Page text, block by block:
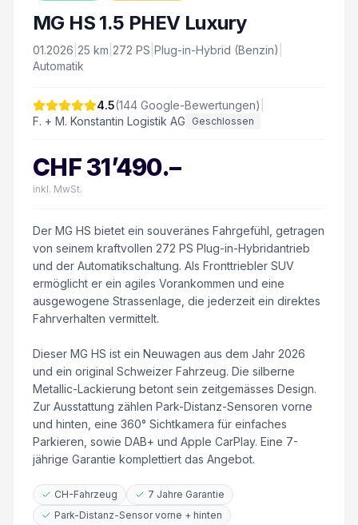
MG HS 1.5 PHEV Luxury
01.2026 25 km 272 PS Plug-in-Hybrid (Benzin)
Automatik
4.5(144 Google-Bewertungen)
F. + M. Konstantin Logistik AG
Geschlossen
CHF31’490.–
inkl. MwSt.
Der MG HS bietet ein souveränes Fahrgefühl, getragen
von seinem kraftvollen 272 PS Plug-in-Hybridantrieb
und der Automatikschaltung. Als Fronttriebler SUV
ermöglicht er ein agiles Vorankommen und eine
ausgewogene Strassenlage, die jederzeit ein direktes
Fahrverhalten vermittelt.
Dieser MG HS ist ein Neuwagen aus dem Jahr 2026
und ein original Schweizer Fahrzeug. Die silberne
Metallic-Lackierung betont sein zeitgemässes Design.
Zur Ausstattung zählen Park-Distanz-Sensoren vorne
und hinten, eine 360° Sichtkamera für einfaches
Parkieren, sowie DAB+ und Apple CarPlay. Eine 7-
jährige Garantie komplettiert das Angebot.
CH-Fahrzeug
7 Jahre Garantie
Park-Distanz-Sensor vorne + hinten